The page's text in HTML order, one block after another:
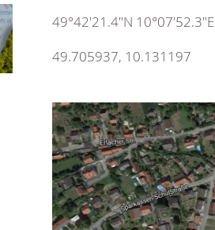
49°42'21.4"N 10°07'52.3"E
49.705937, 10.131197